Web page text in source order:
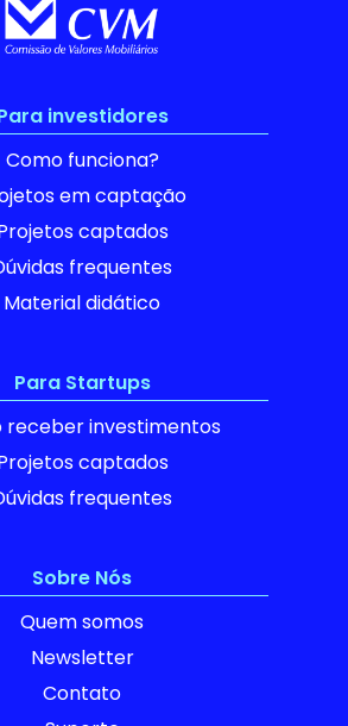
investidores
Como funciona?
em captação
captados
frequentes
Material didático
Para Startups
receber investimentos
captados
frequentes
Sobre Nós
Quem somos
Newsletter
Contato